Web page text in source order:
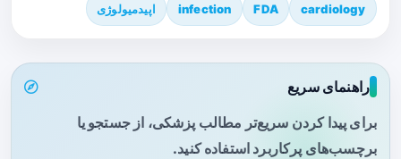
cardiology
FDA
infection اپیدمیولوژی
راهنمای سریع
برای پیدا کردن سریع‌تر مطالب پزشکی، از جستجو یا
برچسب‌های پرکاربرد استفاده کنید.